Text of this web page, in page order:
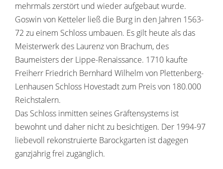
mehrmals zerstört und wieder aufgebaut wurde.
Goswin von Ketteler ließ die Burg in den Jahren 1563-
72 zu einem Schloss umbauen. Es gilt heute als das
Meisterwerk des Laurenz von Brachum, des
Baumeisters der Lippe-Renaissance. 1710 kaufte
Freiherr Friedrich Bernhard Wilhelm von Plettenberg-
Lenhausen Schloss Hovestadt zum Preis von 180.000
Reichstalern.
Das Schloss inmitten seines Gräftensystems ist
bewohnt und daher nicht zu besichtigen. Der 1994-97
liebevoll rekonstruierte Barockgarten ist dagegen
ganzjährig frei zugänglich.